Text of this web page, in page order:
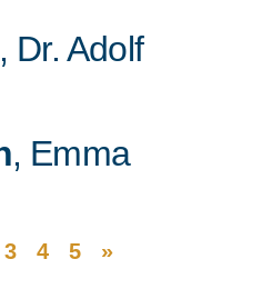
, Dr. Adolf
, Emma
3 4 5 »